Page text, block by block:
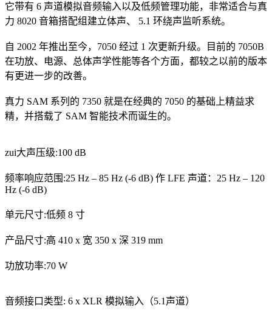
它带有 6 声道模拟音频输入以及低频管理功能，非常适合与真
力 8020 音箱搭配组建立体声、 5.1 环绕声监听系统。
自 2002 年推出至今，7050 经过 1 次更新升级。目前的 7050B
在功放、电源、总体声学性能等各个方面，都较之以前的版本
有更进一步的改善。
真力 SAM 系列的 7350 就是在经典的 7050 的基础上精益求
精，并搭载了 SAM 智能技术而诞生的。
zui大声压级:100 dB
频率响应范围:25 Hz – 85 Hz (-6 dB) 作 LFE 声道：25 Hz – 120
Hz (-6 dB)
单元尺寸:低频 8 寸
产品尺寸:高 410 x 宽 350 x 深 319 mm
功放功率:70 W
音频接口类型: 6 x XLR 模拟输入（5.1声道）